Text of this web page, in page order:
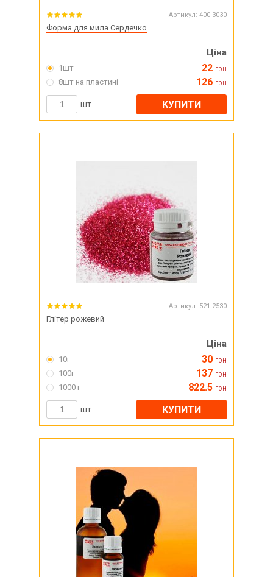
Артикул: 400-3030
Форма для мила Сердечко
Ціна
1шт 22 грн
8шт на пластині 126 грн
шт КУПИТИ
Артикул: 521-2530
Глітер рожевий
Ціна
10г 30 грн
100г 137 грн
1000 г 822.5 грн
шт КУПИТИ